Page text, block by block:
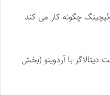
چگونه کار می کند
دیتالاگر با آردوینو (بخش